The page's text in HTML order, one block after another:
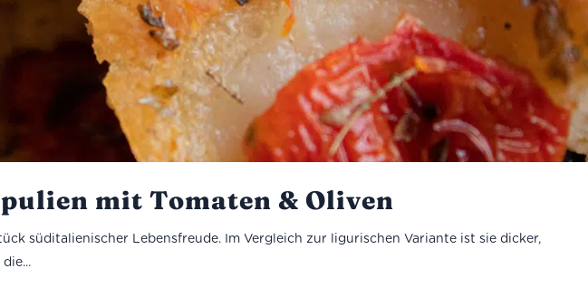
mit Tomaten & Oliven
süditalienischer Lebensfreude. Im Vergleich zur ligurischen Variante ist sie dicker,